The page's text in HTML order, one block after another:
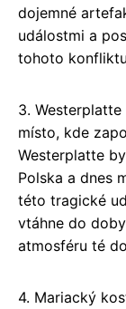
dojemné
událostmi a
tohoto
3.
místo, kde
Westerplatte
Polska a dnes
této tragické
vtáhne do
atmosféru té
4. Mariacký